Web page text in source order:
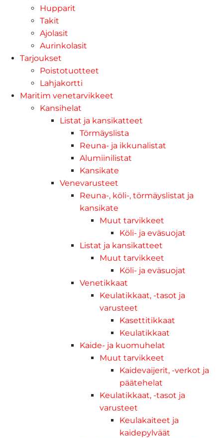
Hupparit
Takit
Ajolasit
Aurinkolasit
Tarjoukset
Poistotuotteet
Lahjakortti
Maritim venetarvikkeet
Kansihelat
Listat ja kansikatteet
Törmäyslista
Reuna- ja ikkunalistat
Alumiinilistat
Kansikate
Venevarusteet
Reuna-, köli-, törmäyslistat ja
kansikate
Muut tarvikkeet
Köli- ja eväsuojat
Listat ja kansikatteet
Muut tarvikkeet
Köli- ja eväsuojat
Venetikkaat
Keulatikkaat, -tasot ja
varusteet
Kasettitikkaat
Keulatikkaat
Kaide- ja kuomuhelat
Muut tarvikkeet
Kaidevaijerit, -verkot ja
päätehelat
Keulatikkaat, -tasot ja
varusteet
Keulakaiteet ja
kaidepylväät